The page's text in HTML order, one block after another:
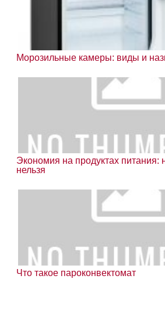
Морозильные камеры: виды и
Экономия на продуктах питания:
нельзя
Что такое пароконвектомат